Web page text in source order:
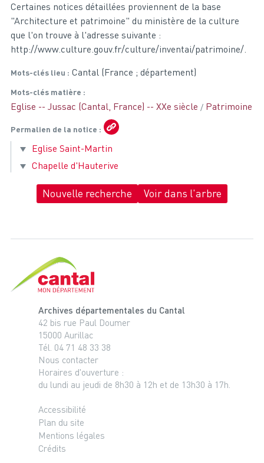
Certaines notices détaillées proviennent de la base
"Architecture et patrimoine" du ministère de la culture
que l'on trouve à l'adresse suivante :
http://www.culture.gouv.fr/culture/inventai/patrimoine/.
Mots-clés lieu Cantal (France ; département)
Mots-clés matière
Eglise -- Jussac (Cantal, France) -- XXe siècle Patrimoine
Permalien de la notice
Eglise Saint-Martin
Chapelle d'Hauterive
Nouvelle recherche Voir dans l'arbre
Archives départementales du Cantal
42 bis rue Paul Doumer
15000 Aurillac
Tél. 04 71 48 33 38
Nous contacter
Horaires d'ouverture :
du lundi au jeudi de 8h30 à 12h et de 13h30 à 17h.
Accessibilité
Plan du site
Mentions légales
Crédits